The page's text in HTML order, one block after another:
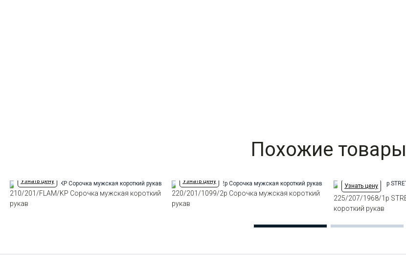
Похожие товары
Узнать цену
210/201/FLAM/KP Сорочка мужская короткий
рукав
Узнать цену
220/201/1099/2p Сорочка мужская короткий
рукав
Узнать цену
225/207/1968/1p
короткий рукав